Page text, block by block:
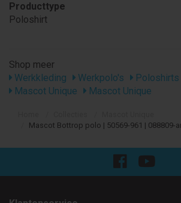
Producttype
Poloshirt
Shop meer
Werkkleding
Werkpolo's Poloshirts
Mascot Unique
Mascot Unique
Mascot Bottrop polo | 50569-961 | 088809-